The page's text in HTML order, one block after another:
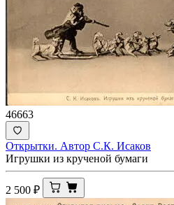
46663
Открытки. Автор С.К. Исаков
Игрушки из крученой бумаги
2 500 ₽